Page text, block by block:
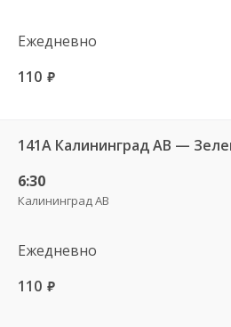
Ежедневно
110 руб.
6:30
Калининград АВ
Ежедневно
110 руб.